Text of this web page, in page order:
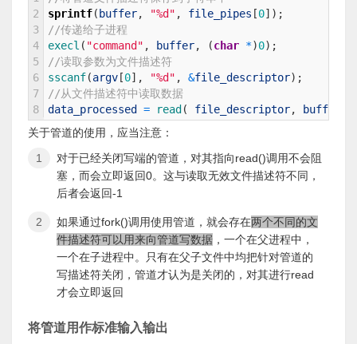
2
3
4
5
6
7
8
sprintf( buffer, "%d" , file_pipes [0] ) ;
//传递给子进程
execl ( "command" , buffer, (char *)0) ;
//读取参数为文件描述符
sscanf(argv [0] , "%d" , &file_descriptor) ;
//从文件描述符中读取数据
data_processed
= read ( file_descriptor, buffer
关于管道的使用，应当注意：
对于已经关闭写端的管道，对其指向read()调用不会阻
塞，而会立即返回0。这与读取无效文件描述符不同，
后者会返回-1
如果通过fork()调用使用管道，就会存在两个不同的文
件描述符可以用来向管道写数据 ，一个在父进程中，
一个在子进程中。只有在父子文件中均把针对管道的
写描述符关闭，管道才认为是关闭的，对其进行read
才会立即返回
将管道用作标准输入输出